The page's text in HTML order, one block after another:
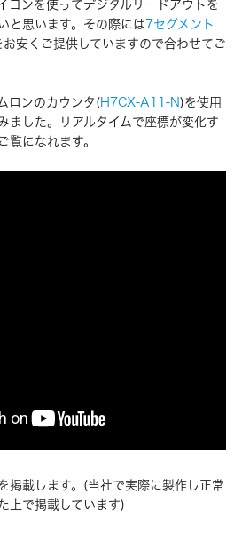
コンを使ってデジタルリードアウトを
と思います。その際には7セグメント
お安くご提供していますので合わせてご
ロンのカウンタ(H7CX-A11-N)を使用
ました。リアルタイムで座標が変化す
覧になれます。
掲載します。(当社で実際に製作し正常
上で掲載しています)